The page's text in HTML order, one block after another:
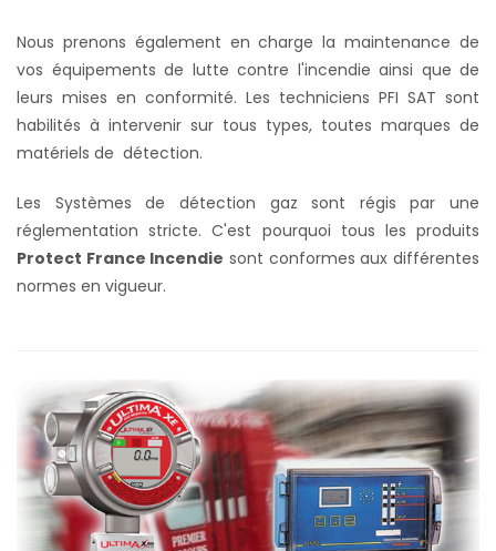
Nous prenons également en charge la maintenance de
vos équipements de lutte contre l'incendie ainsi que de
leurs mises en conformité. Les techniciens PFI SAT sont
habilités à intervenir sur tous types, toutes marques de
matériels de détection.
Les Systèmes de détection gaz sont régis par une
réglementation stricte. C'est pourquoi tous les produits
Protect France Incendie sont conformes aux différentes
normes en vigueur.